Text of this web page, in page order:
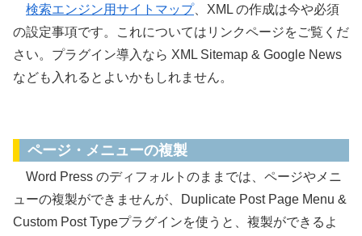
検索エンジン用サイトマップ、XML の作成は今や必須
の設定事項です。これについてはリンクページをご覧くだ
さい。プラグイン導入なら XML Sitemap & Google News
なども入れるとよいかもしれません。
ページ・メニューの複製
Word Press のディフォルトのままでは、ページやメニ
ューの複製ができませんが、Duplicate Post Page Menu &
Custom Post Typeプラグインを使うと、複製ができるよ